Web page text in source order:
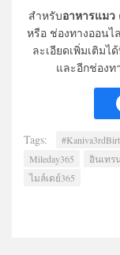
สำหรับอาหารแมว
หรือ ช่องทางออนไ
ละเอียดเพิ่มเติมไ
และอีกช่องท
Tags:
Mileday365
อินเทร
ไมล์เดย์365